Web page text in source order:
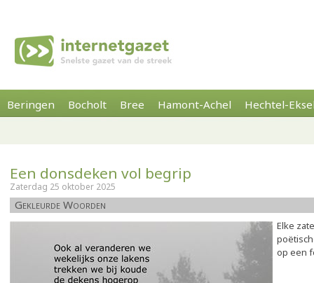
Beringen Bocholt Bree Hamont-Achel Hechtel-
Een donsdeken vol begrip
Zaterdag 25 oktober 2025
Gekleurde Woorden
Elke
op een